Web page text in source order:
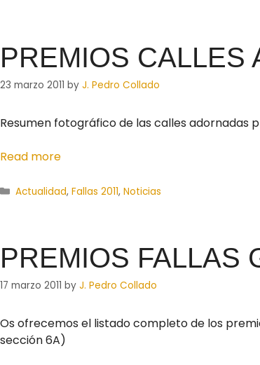
PREMIOS CALLES
23 marzo 2011 by J. Pedro Collado
Resumen fotográfico de las calles adornadas
Read more
Actualidad, Fallas 2011, Noticias
PREMIOS FALLAS
17 marzo 2011 by J. Pedro Collado
Os ofrecemos el listado completo de los
sección 6A)